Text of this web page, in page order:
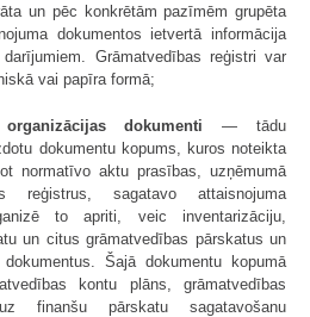
un pēc konkrētām pazīmēm grupēta
dokumentos ietvertā informācija
Grāmatvedības reģistri var
vai papīra formā;
dokumenti — tādu
dokumentu kopums, kuros noteikta
normatīvo aktu prasības, uzņēmumā
reģistrus, sagatavo attaisnojuma
to apriti, veic inventarizāciju,
un citus grāmatvedības pārskatus un
Šajā dokumentu kopumā
kontu plāns, grāmatvedības
finanšu pārskatu sagatavošanu